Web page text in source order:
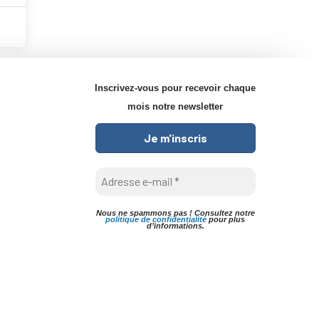
Inscrivez-vous pour recevoir chaque
mois notre newsletter
Nous ne spammons pas ! Consultez notre
politique de confidentialité pour plus
d’informations.